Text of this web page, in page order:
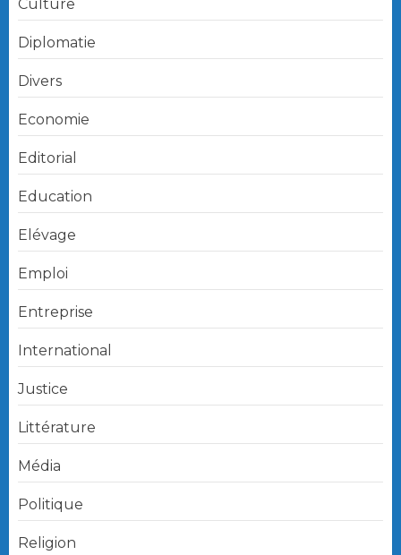
Culture
Diplomatie
Divers
Economie
Editorial
Education
Elévage
Emploi
Entreprise
International
Justice
Littérature
Média
Politique
Religion